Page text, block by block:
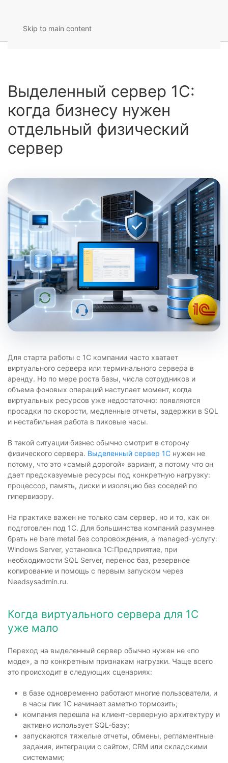
Skip to main content
Выделенный сервер 1С:
когда бизнесу нужен
отдельный физический
сервер
Для старта работы с 1С компании часто хватает
виртуального сервера или терминального сервера в
аренду. Но по мере роста базы, числа сотрудников и
объема фоновых операций наступает момент, когда
виртуальных ресурсов уже недостаточно: появляются
просадки по скорости, медленные отчеты, задержки в SQL
и нестабильная работа в пиковые часы.
В такой ситуации бизнес обычно смотрит в сторону
физического сервера. Выделенный сервер 1С нужен не
потому, что это «самый дорогой» вариант, а потому что он
дает предсказуемые ресурсы под конкретную нагрузку:
процессор, память, диски и изоляцию без соседей по
гипервизору.
На практике важен не только сам сервер, но и то, как он
подготовлен под 1С. Для большинства компаний разумнее
брать не bare metal без сопровождения, а managed-услугу:
Windows Server, установка 1С:Предприятие, при
необходимости SQL Server, перенос баз, резервное
копирование и помощь с первым запуском через
Needsysadmin.ru.
Когда виртуального сервера для 1С
уже мало
Переход на выделенный сервер обычно нужен не «по
моде», а по конкретным признакам нагрузки. Чаще всего
это происходит в следующих сценариях:
в базе одновременно работают многие пользователи, и
в часы пик 1С начинает заметно тормозить;
компания перешла на клиент-серверную архитектуру и
активно использует SQL-базу;
запускаются тяжелые отчеты, обмены, регламентные
задания, интеграции с сайтом, CRM или складскими
системами;